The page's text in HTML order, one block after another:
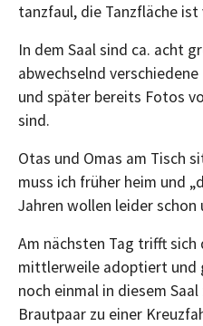
tanzfaul, die Tanzfläche ist
In dem Saal sind ca. acht
abwechselnd
und später bereits Fotos
sind.
Otas und Omas am Tisch
muss ich früher heim und
Jahren wollen leider schon
Am nächsten Tag trifft sich
mittlerweile adoptiert und
noch einmal in diesem
Brautpaar zu einer